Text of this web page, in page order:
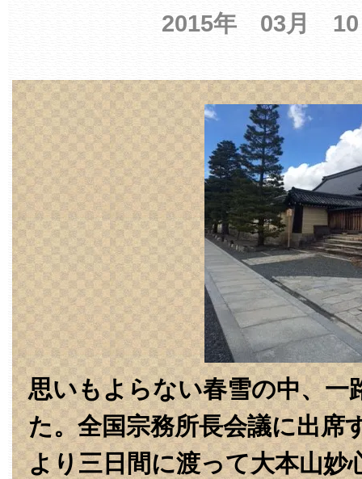
2015年 03月
思いもよらない春雪の中、一
た。‏全国宗務所長会議に出席する為ですが、今日
より三日間に渡って大本山妙